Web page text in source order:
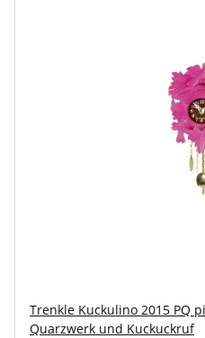
Trenkle Kuckulino 2015 PQ
Quarzwerk und Kuckuckruf